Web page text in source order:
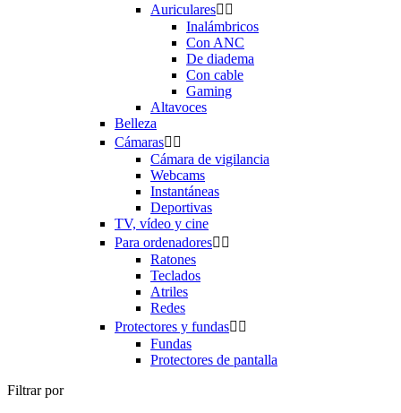
Auriculares 
Inalámbricos
Con ANC
De diadema
Con cable
Gaming
Altavoces
Belleza
Cámaras 
Cámara de vigilancia
Webcams
Instantáneas
Deportivas
TV, vídeo y cine
Para ordenadores 
Ratones
Teclados
Atriles
Redes
Protectores y fundas 
Fundas
Protectores de pantalla
Filtrar por